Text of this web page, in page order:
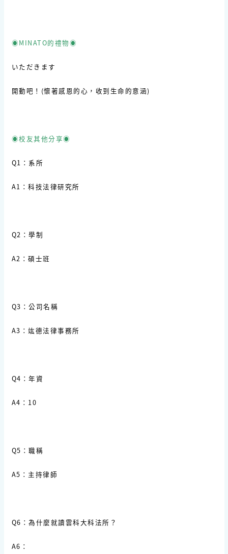
◉MINATO的禮物◉
いただきます
開動吧！(懷著感恩的心，收到生命的意涵)
◉校友其他分享◉
Q1：系所
A1：科技法律研究所
Q2：學制
A2：碩士班
Q3：公司名稱
A3：竑德法律事務所
Q4：年資
A4：10
Q5：職稱
A5：主持律師
Q6：為什麼就讀雲科大科法所？
A6：